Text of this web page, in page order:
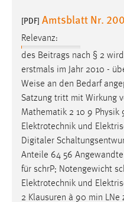
[PDF] Amtsblatt Nr.
Relevanz:
des Beitrags nach § 2
erstmals im Jahr 2010 -
Weise an den Bedarf
Satzung tritt mit Wirkung
Mathematik 2 10 9 Physik
Elektrotechnik und
Digitaler
Anteile 64 56
für schrP; Notengewicht
Elektrotechnik und
2 Klausuren à 90 min LNe